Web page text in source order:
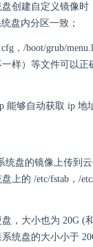
创建自定义镜像时
盘内分区一致；
，/boot/grub/
样）等文件可以正
能够自动获取 ip 地
统盘的镜像上传到
上的 /etc/fstab，/
，大小也为 20G (
统盘的大小小于